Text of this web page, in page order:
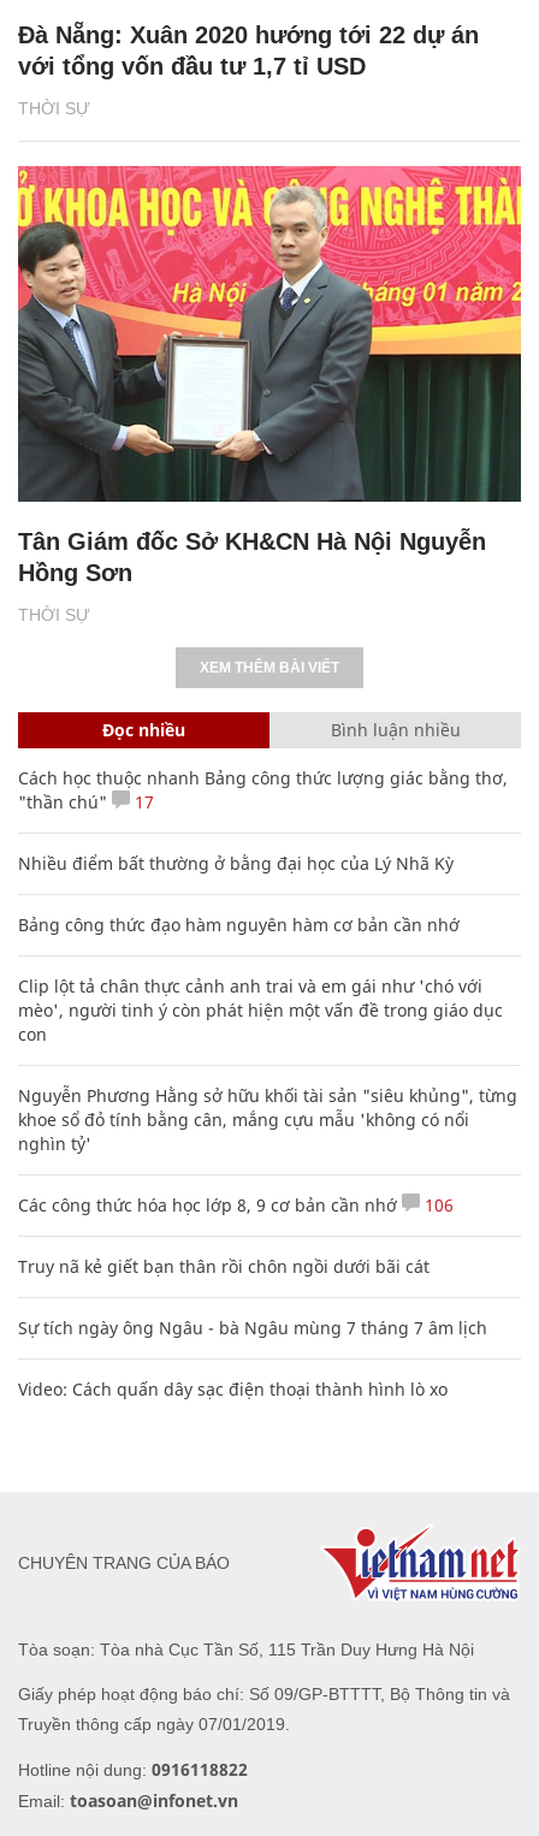
THỜI SỰ
Đà Nẵng: Xuân 2020 hướng tới 22 dự án
với tổng vốn đầu tư 1,7 tỉ USD
THỜI SỰ
Tân Giám đốc Sở KH&CN Hà Nội Nguyễn
Hồng Sơn
XEM THÊM BÀI VIẾT
Đọc nhiều Bình luận nhiều
Cách học thuộc nhanh Bảng công thức lượng giác bằng thơ,
"thần chú"
17
Nhiều điểm bất thường ở bằng đại học của Lý Nhã Kỳ
Bảng công thức đạo hàm nguyên hàm cơ bản cần nhớ
Clip lột tả chân thực cảnh anh trai và em gái như 'chó với
mèo', người tinh ý còn phát hiện một vấn đề trong giáo dục
con
Nguyễn Phương Hằng sở hữu khối tài sản "siêu khủng", từng
khoe sổ đỏ tính bằng cân, mắng cựu mẫu 'không có nổi
nghìn tỷ'
Các công thức hóa học lớp 8, 9 cơ bản cần nhớ 106
Truy nã kẻ giết bạn thân rồi chôn ngồi dưới bãi cát
Sự tích ngày ông Ngâu - bà Ngâu mùng 7 tháng 7 âm lịch
Video: Cách quấn dây sạc điện thoại thành hình lò xo
Tòa soạn: Tòa nhà Cục Tần Số, 115 Trần Duy Hưng Hà Nội
Giấy phép hoạt động báo chí: Số 09/GP-BTTTT, Bộ Thông tin và
Truyền thông cấp ngày 07/01/2019.
Hotline nội dung: 0916118822
Email: toasoan@infonet.vn
CHUYÊN TRANG CỦA BÁO